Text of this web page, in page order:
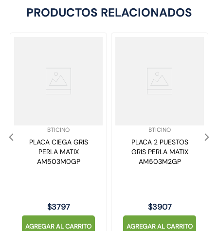
PRODUCTOS RELACIONADOS
BTICINO
PLACA CIEGA GRIS
PERLA MATIX
AM503M0GP
$3797
AGREGAR AL CARRITO
BTICINO
PLACA 2 PUESTOS
GRIS PERLA MATIX
AM503M2GP
$3907
AGREGAR AL CARRITO